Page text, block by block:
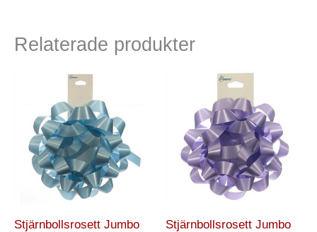
Relaterade produkter
Stjärnbollsrosett Jumbo
Stjärnbollsrosett Jumbo